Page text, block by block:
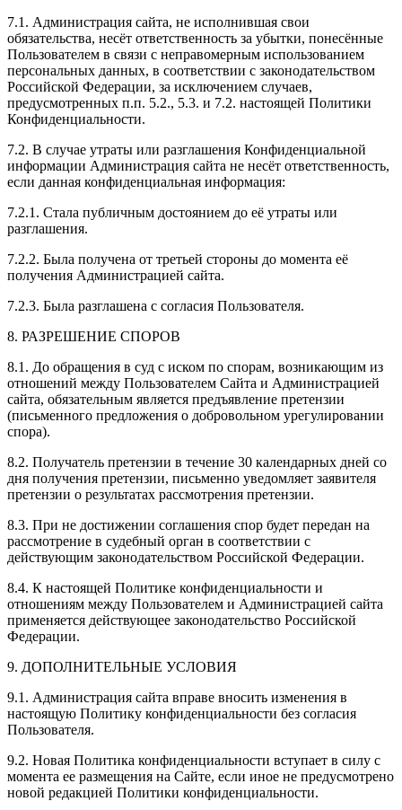
7.1. Администрация сайта, не исполнившая свои
обязательства, несёт ответственность за убытки, понесённые
Пользователем в связи с неправомерным использованием
персональных данных, в соответствии с законодательством
Российской Федерации, за исключением случаев,
предусмотренных п.п. 5.2., 5.3. и 7.2. настоящей Политики
Конфиденциальности.
7.2. В случае утраты или разглашения Конфиденциальной
информации Администрация сайта не несёт ответственность,
если данная конфиденциальная информация:
7.2.1. Стала публичным достоянием до её утраты или
разглашения.
7.2.2. Была получена от третьей стороны до момента её
получения Администрацией сайта.
7.2.3. Была разглашена с согласия Пользователя.
8. РАЗРЕШЕНИЕ СПОРОВ
8.1. До обращения в суд с иском по спорам, возникающим из
отношений между Пользователем Сайта и Администрацией
сайта, обязательным является предъявление претензии
(письменного предложения о добровольном урегулировании
спора).
8.2. Получатель претензии в течение 30 календарных дней со
дня получения претензии, письменно уведомляет заявителя
претензии о результатах рассмотрения претензии.
8.3. При не достижении соглашения спор будет передан на
рассмотрение в судебный орган в соответствии с
действующим законодательством Российской Федерации.
8.4. К настоящей Политике конфиденциальности и
отношениям между Пользователем и Администрацией сайта
применяется действующее законодательство Российской
Федерации.
9. ДОПОЛНИТЕЛЬНЫЕ УСЛОВИЯ
9.1. Администрация сайта вправе вносить изменения в
настоящую Политику конфиденциальности без согласия
Пользователя.
9.2. Новая Политика конфиденциальности вступает в силу с
момента ее размещения на Сайте, если иное не предусмотрено
новой редакцией Политики конфиденциальности.